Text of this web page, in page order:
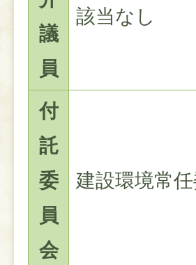
議
員
該当なし
付
託
委
員
会
建設環境常